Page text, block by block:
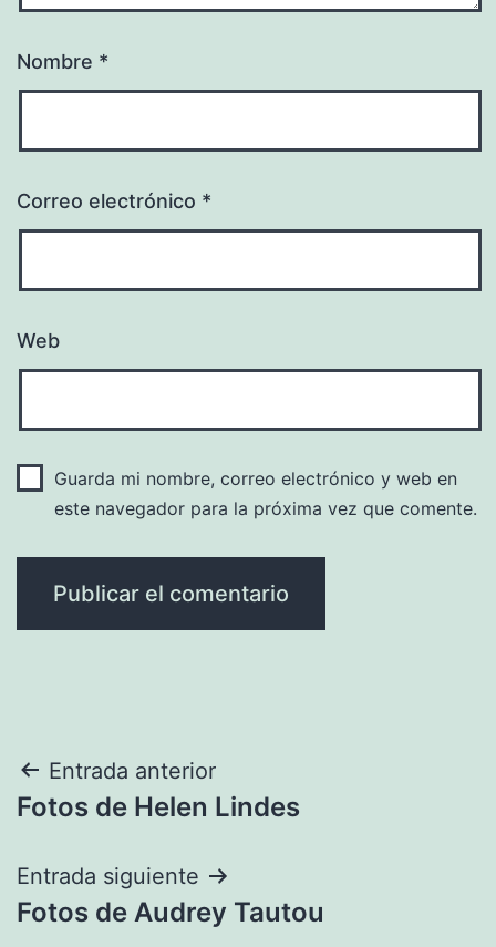
Nombre *
Correo electrónico *
Web
Guarda mi nombre, correo electrónico y web en
este navegador para la próxima vez que comente.
Navegación
de
entradas
Entrada anterior
Fotos de Helen Lindes
Entrada siguiente
Fotos de Audrey Tautou